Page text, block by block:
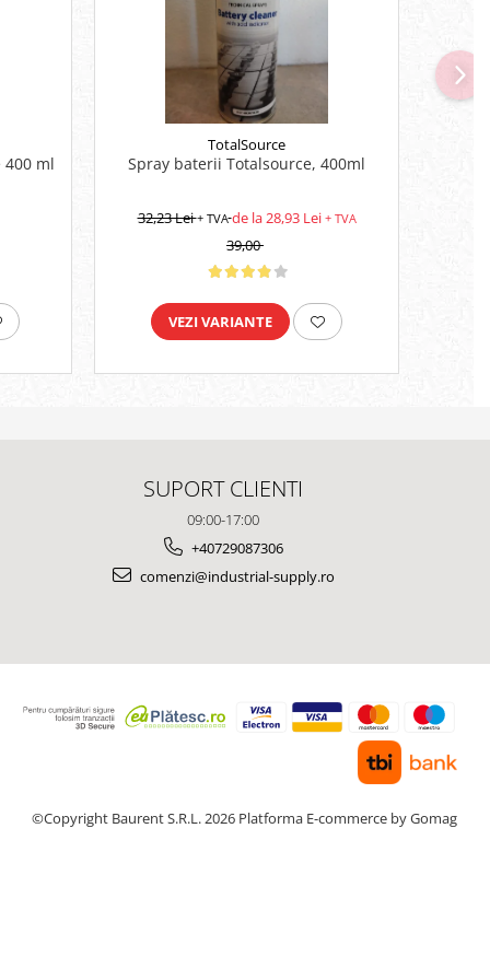
ml
TotalSource
Spray baterii Totalsource, 400ml
32,23 Lei+ TVA de la 28,93 Lei + TVA
39,00
VEZI VARIANTE
SUPORT CLIENTI
09:00-17:00
+40729087306
comenzi@industrial-supply.ro
©Copyright Baurent S.R.L. 2026 Platforma E-commerce by Gomag